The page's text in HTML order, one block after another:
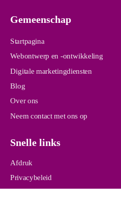
Gemeenschap
Startpagina
Webontwerp en -ontwikkeling
Digitale marketingdiensten
Blog
Over ons
Neem contact met ons op
Snelle links
Afdruk
Privacybeleid